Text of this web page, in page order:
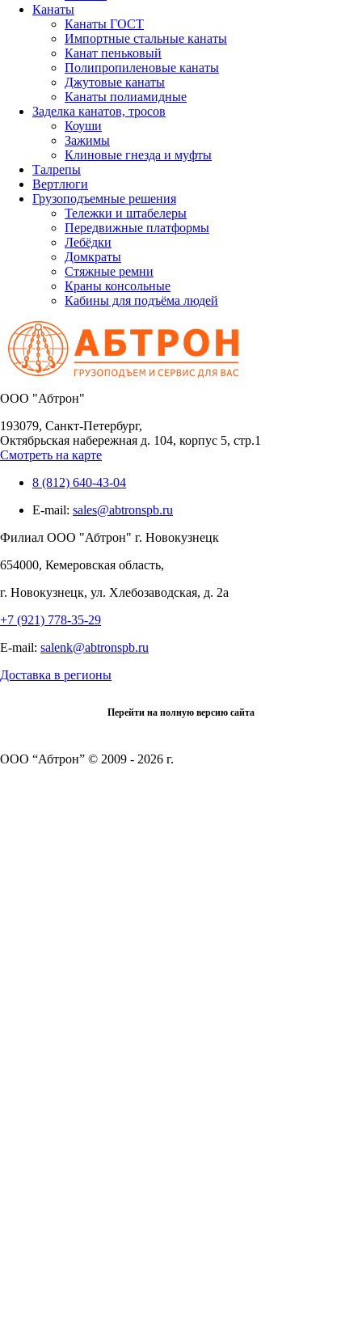
Канаты
Канаты ГОСТ
Импортные стальные канаты
Канат пеньковый
Полипропиленовые канаты
Джутовые канаты
Канаты полиамидные
Заделка канатов, тросов
Коуши
Зажимы
Клиновые гнезда и муфты
Талрепы
Вертлюги
Грузоподъемные решения
Тележки и штабелеры
Передвижные платформы
Лебёдки
Домкраты
Стяжные ремни
Краны консольные
Кабины для подъёма людей
OOO "Абтрон"
193079, Санкт-Петербург,
Октябрьская набережная д. 104, корпус 5, стр.1
Смотреть на карте
8 (812) 640-43-04
E-mail: sales@abtronspb.ru
Филиал OOO "Абтрон" г. Новокузнецк
654000, Кемеровская область,
г. Новокузнецк, ул. Хлебозаводская, д. 2а
+7 (921) 778-35-29
E-mail: salenk@abtronspb.ru
Доставка в регионы
Перейти на полную версию сайта
ООО “Абтрон” © 2009 - 2026 г.